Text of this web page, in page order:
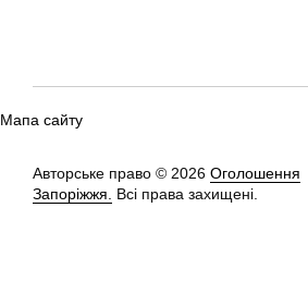
Мапа сайту
Авторське право © 2026 Оголошення
Запоріжжя.
Всі права захищені.